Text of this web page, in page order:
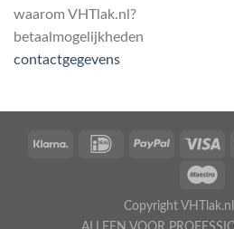
waarom VHTlak.nl?
betaalmogelijkheden
contactgegevens
Copyright